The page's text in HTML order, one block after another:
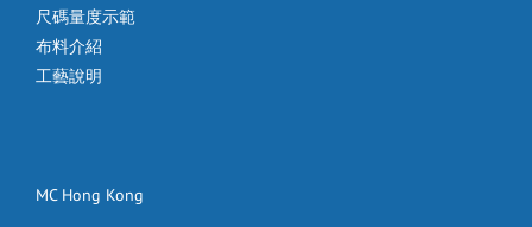
尺碼量度示範
布料介紹
工藝說明
MC Hong Kong